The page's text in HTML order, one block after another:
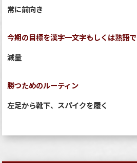
常に前向き
今期の目標を漢字一文字もしくは熟語で
減量
勝つためのルーティン
左足から靴下、スパイクを履く